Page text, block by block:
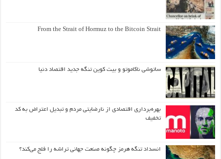
From the Strait of Hormuz to the Bitcoin Strait
ساتوشی ناکاموتو و بیت کوین تنگه جدید اقتصاد دنیا
بهره‌برداری اقتصادی از نارضایتی مردم و تبدیل اعتراض به کد
تخفیف
انسداد تنگه هرمز چگونه صنعت جهانی تراشه را فلج می‌کند؟